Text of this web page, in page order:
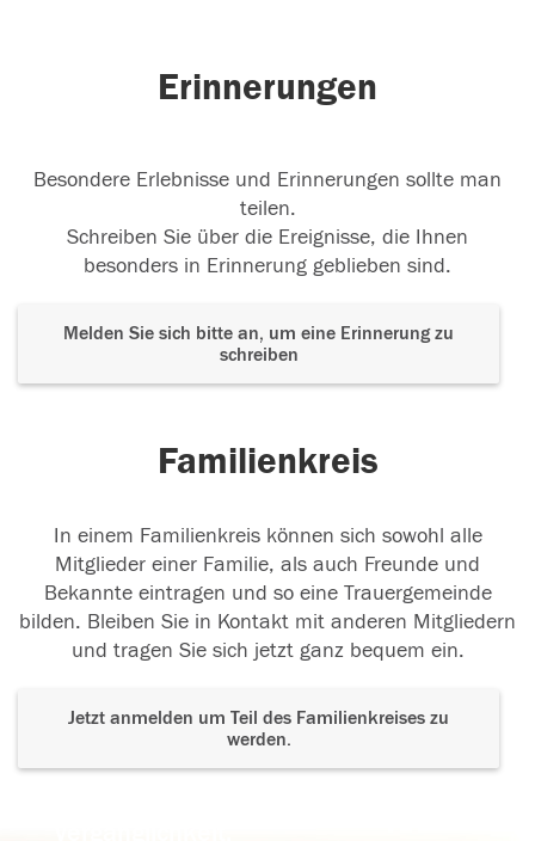
Erinnerungen
Besondere Erlebnisse und Erinnerungen sollte man
teilen.
Schreiben Sie über die Ereignisse, die Ihnen
besonders in Erinnerung geblieben sind.
Melden Sie sich bitte an, um eine Erinnerung zu
schreiben
Familienkreis
In einem Familienkreis können sich sowohl alle
Mitglieder einer Familie, als auch Freunde und
Bekannte eintragen und so eine Trauergemeinde
bilden. Bleiben Sie in Kontakt mit anderen Mitgliedern
und tragen Sie sich jetzt ganz bequem ein.
Jetzt anmelden um Teil des Familienkreises zu
werden.